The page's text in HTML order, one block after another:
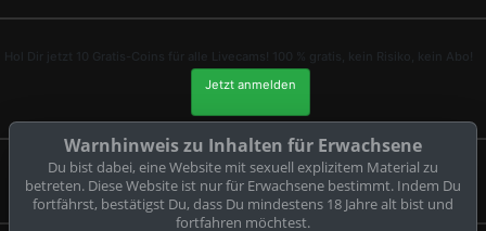
Hol Dir jetzt 10 Gratis-Coins für alle Livecams! 100 % gratis, kein Risiko, kein Abo!
Jetzt anmelden
Beschwerden und Entfernung von Inhalten
Warnhinweis zu Inhalten für Erwachsene
Du bist dabei, eine Website mit sexuell explizitem Material zu
betreten. Diese Website ist nur für Erwachsene bestimmt. Indem Du
fortfährst, bestätigst Du, dass Du mindestens 18 Jahre alt bist und
fortfahren möchtest.